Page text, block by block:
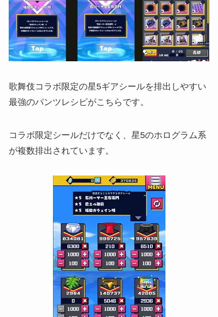
歌舞伎コラボ限定の星5ギアシールを排出しやすい
最強のパンツレシピがこちらです。
コラボ限定シールだけでなく、星5のホログラム系
が複数排出されています。